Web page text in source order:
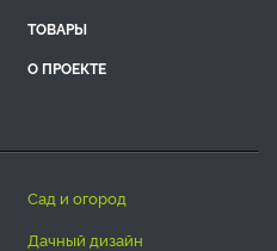
ТОВАРЫ
О ПРОЕКТЕ
сад и огород
дачный дизайн